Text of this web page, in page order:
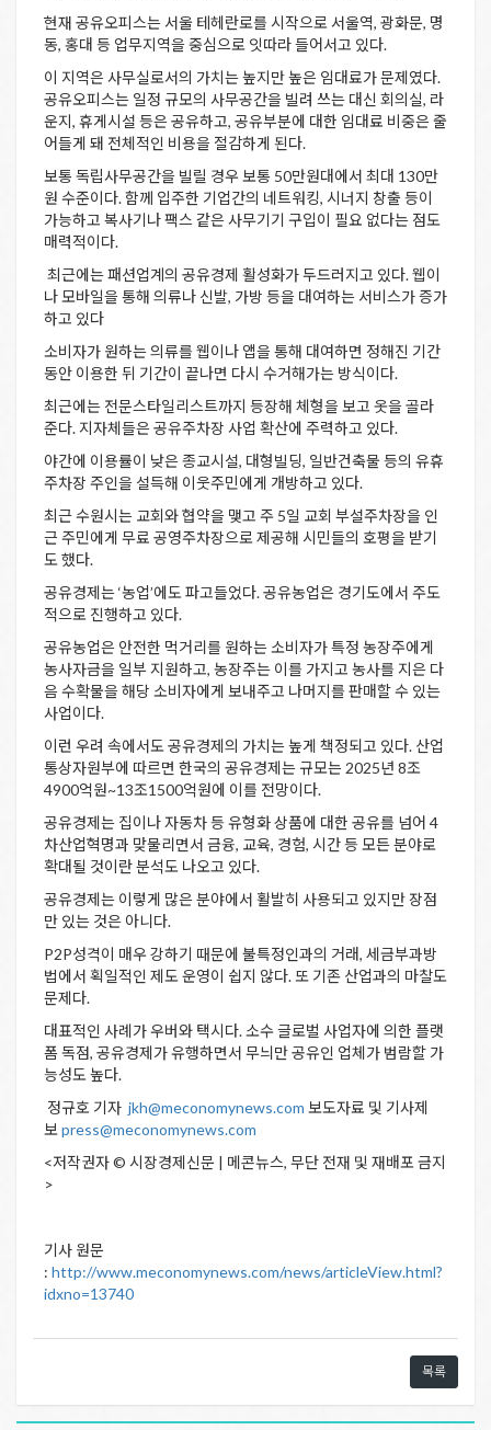
현재 공유오피스는 서울 테헤란로를 시작으로 서울역, 광화문, 명
동, 홍대 등 업무지역을 중심으로 잇따라 들어서고 있다.
이 지역은 사무실로서의 가치는 높지만 높은 임대료가 문제였다.
공유오피스는 일정 규모의 사무공간을 빌려 쓰는 대신 회의실, 라
운지, 휴게시설 등은 공유하고, 공유부분에 대한 임대료 비중은 줄
어들게 돼 전체적인 비용을 절감하게 된다.
보통 독립사무공간을 빌릴 경우 보통 50만원대에서 최대 130만
원 수준이다. 함께 입주한 기업간의 네트워킹, 시너지 창출 등이
가능하고 복사기나 팩스 같은 사무기기 구입이 필요 없다는 점도
매력적이다.
최근에는 패션업계의 공유경제 활성화가 두드러지고 있다. 웹이
나 모바일을 통해 의류나 신발, 가방 등을 대여하는 서비스가 증가
하고 있다
소비자가 원하는 의류를 웹이나 앱을 통해 대여하면 정해진 기간
동안 이용한 뒤 기간이 끝나면 다시 수거해가는 방식이다.
최근에는 전문스타일리스트까지 등장해 체형을 보고 옷을 골라
준다. 지자체들은 공유주차장 사업 확산에 주력하고 있다.
야간에 이용률이 낮은 종교시설, 대형빌딩, 일반건축물 등의 유휴
주차장 주인을 설득해 이웃주민에게 개방하고 있다.
최근 수원시는 교회와 협약을 맺고 주 5일 교회 부설주차장을 인
근 주민에게 무료 공영주차장으로 제공해 시민들의 호평을 받기
도 했다.
공유경제는 ‘농업’에도 파고들었다. 공유농업은 경기도에서 주도
적으로 진행하고 있다.
공유농업은 안전한 먹거리를 원하는 소비자가 특정 농장주에게
농사자금을 일부 지원하고, 농장주는 이를 가지고 농사를 지은 다
음 수확물을 해당 소비자에게 보내주고 나머지를 판매할 수 있는
사업이다.
이런 우려 속에서도 공유경제의 가치는 높게 책정되고 있다. 산업
통상자원부에 따르면 한국의 공유경제는 규모는 2025년 8조
4900억원~13조1500억원에 이를 전망이다.
공유경제는 집이나 자동차 등 유형화 상품에 대한 공유를 넘어 4
차산업혁명과 맞물리면서 금융, 교육, 경험, 시간 등 모든 분야로
확대될 것이란 분석도 나오고 있다.
공유경제는 이렇게 많은 분야에서 활발히 사용되고 있지만 장점
만 있는 것은 아니다.
P2P성격이 매우 강하기 때문에 불특정인과의 거래, 세금부과방
법에서 획일적인 제도 운영이 쉽지 않다. 또 기존 산업과의 마찰도
문제다.
대표적인 사례가 우버와 택시다. 소수 글로벌 사업자에 의한 플랫
폼 독점, 공유경제가 유행하면서 무늬만 공유인 업체가 범람할 가
능성도 높다.
정규호 기자 jkh@meconomynews.com 보도자료 및 기사제
보press@meconomynews.com
<저작권자 © 시장경제신문 | 메콘뉴스, 무단 전재 및 재배포 금지
>
기사 원문
: http://www.meconomynews.com/news/articleView.html?
idxno=13740
목록